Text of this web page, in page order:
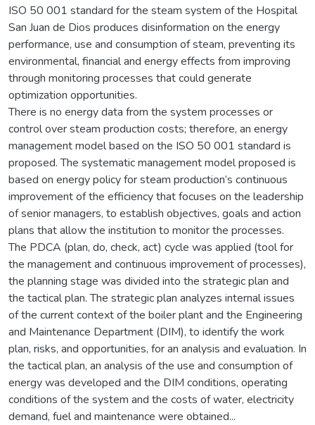
ISO 50 001 standard for the steam system of the Hospital
San Juan de Dios produces disinformation on the energy
performance, use and consumption of steam, preventing its
environmental, financial and energy effects from improving
through monitoring processes that could generate
optimization opportunities.
There is no energy data from the system processes or
control over steam production costs; therefore, an energy
management model based on the ISO 50 001 standard is
proposed. The systematic management model proposed is
based on energy policy for steam production’s continuous
improvement of the efficiency that focuses on the leadership
of senior managers, to establish objectives, goals and action
plans that allow the institution to monitor the processes.
The PDCA (plan, do, check, act) cycle was applied (tool for
the management and continuous improvement of processes),
the planning stage was divided into the strategic plan and
the tactical plan. The strategic plan analyzes internal issues
of the current context of the boiler plant and the Engineering
and Maintenance Department (DIM), to identify the work
plan, risks, and opportunities, for an analysis and evaluation. In
the tactical plan, an analysis of the use and consumption of
energy was developed and the DIM conditions, operating
conditions of the system and the costs of water, electricity
demand, fuel and maintenance were obtained...